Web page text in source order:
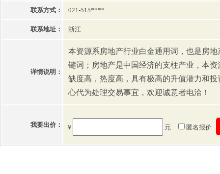
联系方式： 021-515****
联系地址： 浙江
详情说明：
本资源系房地产行业白金通用词，也是房
键词；房地产是中国经济的支柱产业，本
缺度高，热度高，具有极高的升值潜力和
心代为处理交易事宜，欢迎诚意者电洽！
我要出价： ￥ 元 匿名报价